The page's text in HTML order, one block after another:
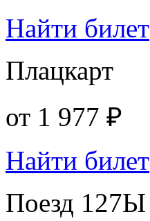
Найти билет
Плацкарт
от 1 977 ₽
Найти билет
Поезд 127Ы